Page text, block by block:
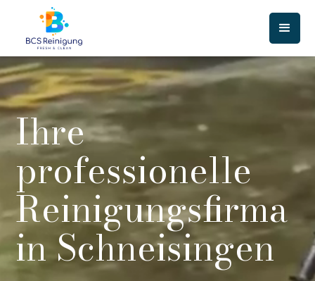
Ihre
professionelle
Reinigungsfirma
in Schneisingen